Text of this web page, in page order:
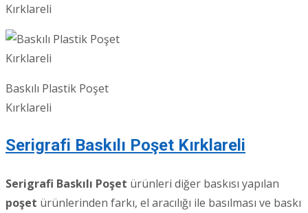
Kırklareli
Baskılı Plastik Poşet
Kırklareli
Serigrafi Baskılı Poşet Kırklareli
Serigrafi Baskılı Poşet ürünleri diğer baskısı yapılan
poşet ürünlerinden farkı, el aracılığı ile basılması ve baskı